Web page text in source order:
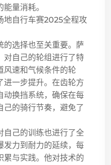
量消耗。
的选择也至关重要。萨
对自己的轮组进行了特
风速和气候条件的轮
进一步提升。在齿轮方
动换挡系统，确保在每
己的骑行节奏，避免了
自己的训练也进行了全
发力到耐力的延续，每
累与实践。他对技术的